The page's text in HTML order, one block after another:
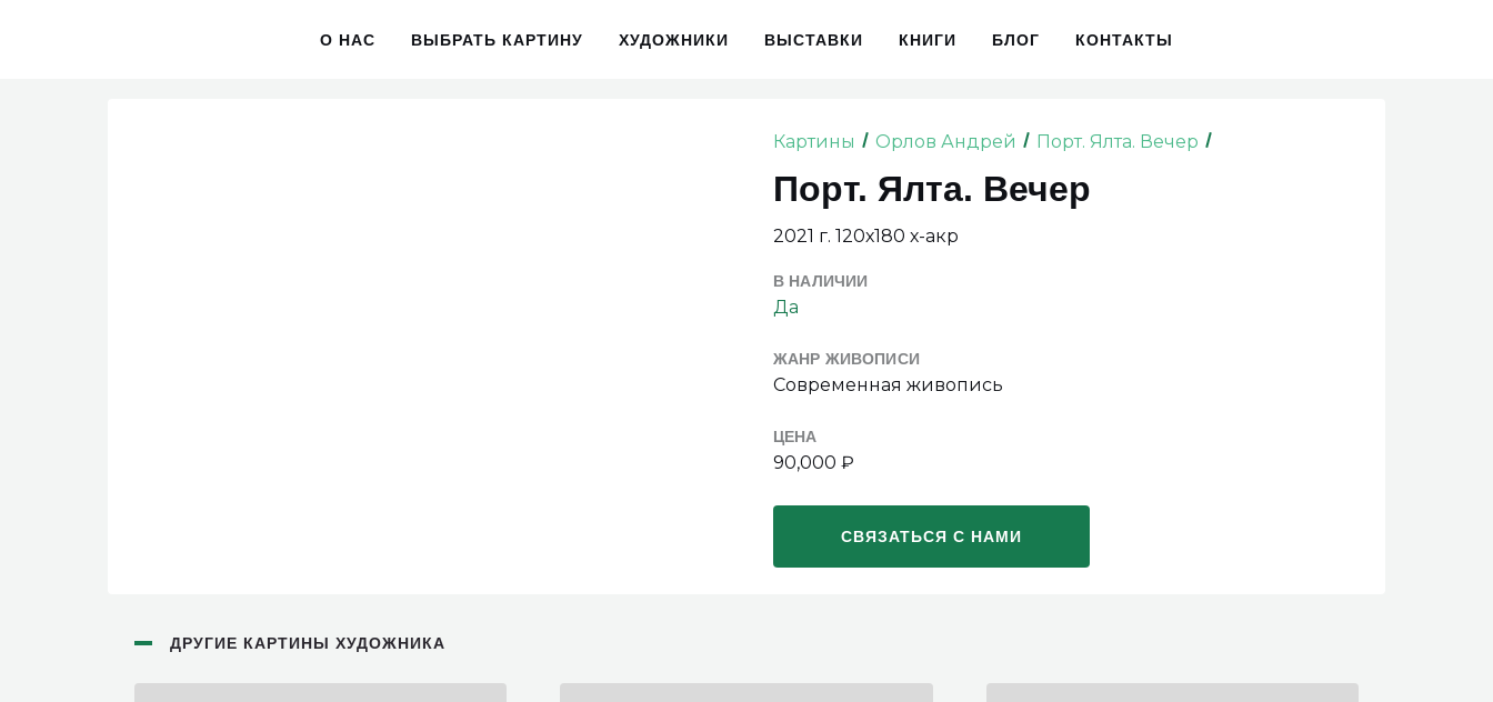
О НАС ВЫБРАТЬ КАРТИНУ ХУДОЖНИКИ ВЫСТАВКИ КНИГИ БЛОГ КОНТАКТЫ
Картины Орлов Андрей Порт. Ялта. Вечер
Порт. Ялта. Вечер
2021 г. 120х180 х-акр
В НАЛИЧИИ
Да
ЖАНР ЖИВОПИСИ
Cовременная живопись
ЦЕНА
90,000 ₽
СВЯЗАТЬСЯ С НАМИ
ДРУГИЕ КАРТИНЫ ХУДОЖНИКА